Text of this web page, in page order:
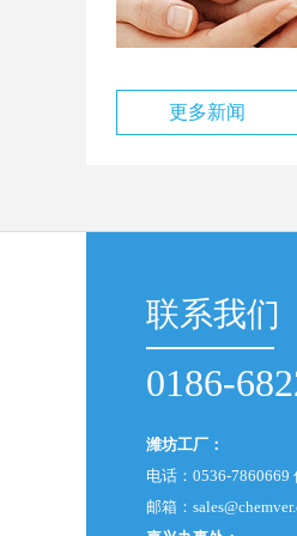
更多新闻
联系我们
0186-
潍坊工厂：
电话：0536-7860669
邮箱：